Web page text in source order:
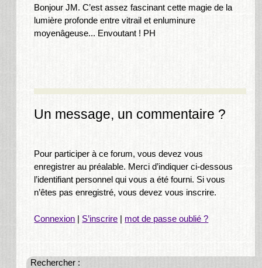
Bonjour JM. C’est assez fascinant cette magie de la
lumière profonde entre vitrail et enluminure
moyenâgeuse... Envoutant ! PH
Un message, un commentaire ?
Pour participer à ce forum, vous devez vous
enregistrer au préalable. Merci d’indiquer ci-dessous
l’identifiant personnel qui vous a été fourni. Si vous
n’êtes pas enregistré, vous devez vous inscrire.
Connexion | S’inscrire | mot de passe oublié ?
Rechercher :